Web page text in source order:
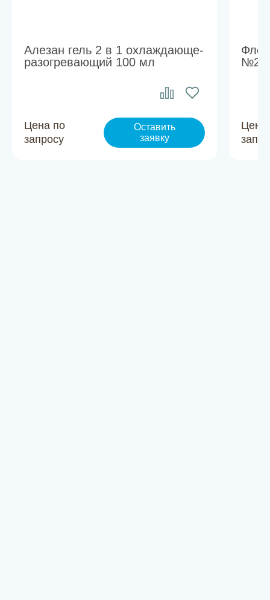
Алезан гель 2 в 1 охлаждающе-
разогревающий 100 мл
Цена по
запросу
Оставить
заявку
№28
Цена